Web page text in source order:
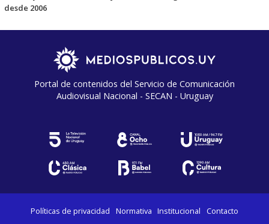
desde 2006
Portal de contenidos del Servicio de Comunicación
Audiovisual Nacional - SECAN - Uruguay
Políticas de privacidad Normativa Institucional Contacto